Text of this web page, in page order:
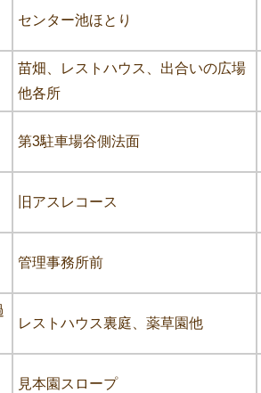
センター池ほとり
苗畑、レストハウス、出合いの広場
他各所
第3駐車場谷側法面
旧アスレコース
管理事務所前
レストハウス裏庭、薬草園他
見本園スロープ